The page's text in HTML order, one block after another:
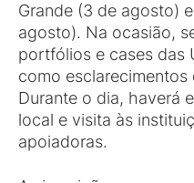
Grande (3 de agosto)
agosto). Na ocasião,
portfólios e cases das
como
Durante o dia, haverá
local e visita às
apoiadoras.